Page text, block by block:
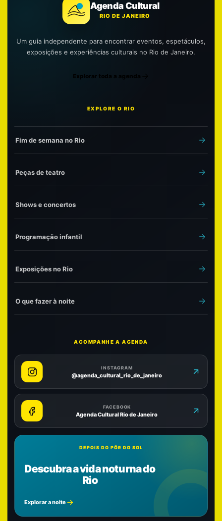
Agenda Cultural
RIO DE JANEIRO
Um guia independente para encontrar eventos, espetáculos,
exposições e experiências culturais no Rio de Janeiro.
Explorar toda a agenda
EXPLORE O RIO
Fim de semana no Rio
Peças de teatro
Shows e concertos
Programação infantil
Exposições no Rio
O que fazer à noite
ACOMPANHE A AGENDA
INSTAGRAM
@agenda_cultural_rio_de_janeiro
FACEBOOK
Agenda Cultural Rio de Janeiro
DEPOIS DO PÔR DO SOL
Descubra a vida noturna do
Rio
Explorar a noite